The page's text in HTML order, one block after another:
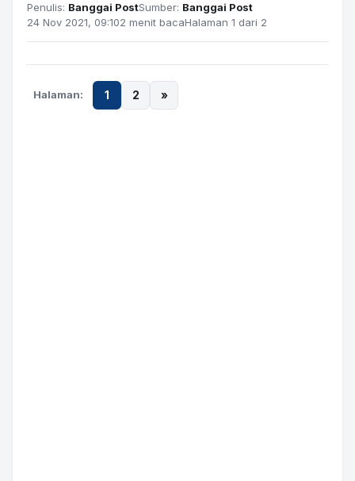
Penulis: Banggai PostSumber: Banggai Post
24 Nov 2021, 09:102 menit bacaHalaman 1 dari 2
Halaman: 1 2 »